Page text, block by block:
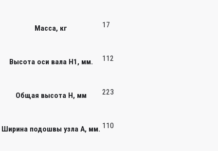
Масса, кг 17
Высота оси вала H1, мм. 112
Общая высота H, мм 223
Ширина подошвы узла А, мм. 110